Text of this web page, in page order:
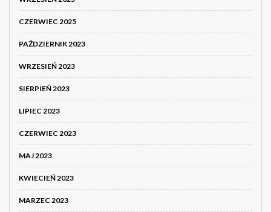
CZERWIEC 2025
PAŹDZIERNIK 2023
WRZESIEŃ 2023
SIERPIEŃ 2023
LIPIEC 2023
CZERWIEC 2023
MAJ 2023
KWIECIEŃ 2023
MARZEC 2023